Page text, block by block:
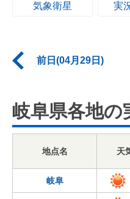
気象衛星 実
前日(04月29日)
岐阜県各地の
地点名 天
岐阜